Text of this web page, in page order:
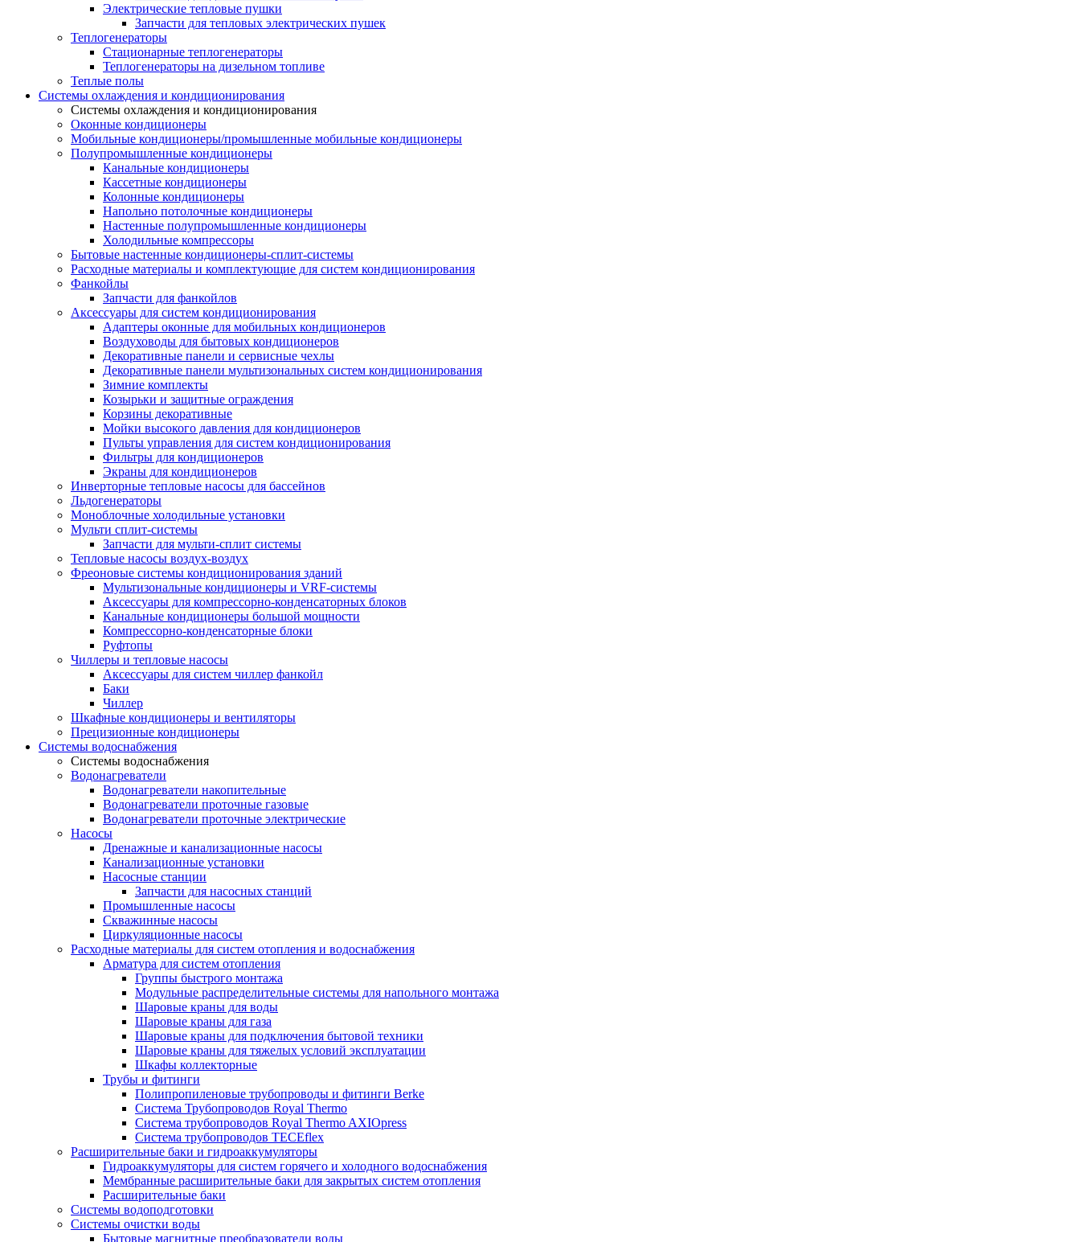
Электрические тепловые пушки
Запчасти для тепловых электрических пушек
Теплогенераторы
Cтационарные теплогенераторы
Теплогенераторы на дизельном топливе
Теплые полы
Системы охлаждения и кондиционирования
Системы охлаждения и кондиционирования
Оконные кондиционеры
Мобильные кондиционеры/промышленные мобильные кондиционеры
Полупромышленные кондиционеры
Канальные кондиционеры
Кассетные кондиционеры
Колонные кондиционеры
Напольно потолочные кондиционеры
Настенные полупромышленные кондиционеры
Холодильные компрессоры
Бытовые настенные кондиционеры-сплит-системы
Расходные материалы и комплектующие для систем кондиционирования
Фанкойлы
Запчасти для фанкойлов
Аксессуары для систем кондиционирования
Адаптеры оконные для мобильных кондиционеров
Воздуховоды для бытовых кондиционеров
Декоративные панели и сервисные чехлы
Декоративные панели мультизональных систем кондиционирования
Зимние комплекты
Козырьки и защитные ограждения
Корзины декоративные
Мойки высокого давления для кондиционеров
Пульты управления для систем кондиционирования
Фильтры для кондиционеров
Экраны для кондиционеров
Инверторные тепловые насосы для бассейнов
Льдогенераторы
Моноблочные холодильные установки
Мульти сплит-системы
Запчасти для мульти-сплит системы
Тепловые насосы воздух-воздух
Фреоновые системы кондиционирования зданий
Мультизональные кондиционеры и VRF-системы
Аксессуары для компрессорно-конденсаторных блоков
Канальные кондиционеры большой мощности
Компрессорно-конденсаторные блоки
Руфтопы
Чиллеры и тепловые насосы
Аксессуары для систем чиллер фанкойл
Баки
Чиллер
Шкафные кондиционеры и вентиляторы
Прецизионные кондиционеры
Системы водоснабжения
Системы водоснабжения
Водонагреватели
Водонагреватели накопительные
Водонагреватели проточные газовые
Водонагреватели проточные электрические
Насосы
Дренажные и канализационные насосы
Канализационные установки
Насосные станции
Запчасти для насосных станций
Промышленные насосы
Скважинные насосы
Циркуляционные насосы
Расходные материалы для систем отопления и водоснабжения
Арматура для систем отопления
Группы быстрого монтажа
Модульные распределительные системы для напольного монтажа
Шаровые краны для воды
Шаровые краны для газа
Шаровые краны для подключения бытовой техники
Шаровые краны для тяжелых условий эксплуатации
Шкафы коллекторные
Трубы и фитинги
Полипропиленовые трубопроводы и фитинги Berke
Система Трубопроводов Royal Thermo
Система трубопроводов Royal Thermo AXIOpress
Система трубопроводов TECEflex
Расширительные баки и гидроаккумуляторы
Гидроаккумуляторы для систем горячего и холодного водоснабжения
Мембранные расширительные баки для закрытых систем отопления
Расширительные баки
Системы водоподготовки
Системы очистки воды
Бытовые магнитные преобразователи воды